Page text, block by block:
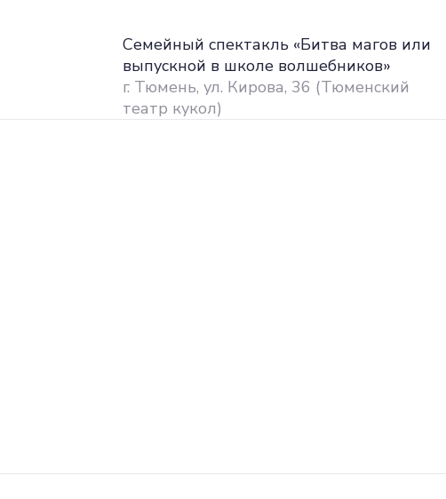
Семейный спектакль «Битва магов или
выпускной в школе волшебников»
г. Тюмень, ул. Кирова, 36 (Тюменский
театр кукол)